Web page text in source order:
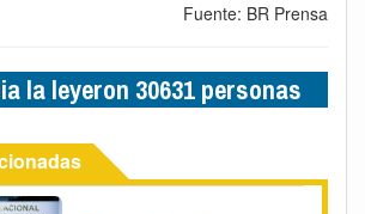
Fuente: BR Prensa
la leyeron 30631 personas